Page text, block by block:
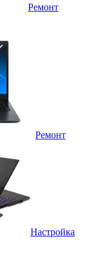
Ремонт
Ремонт
Настройка